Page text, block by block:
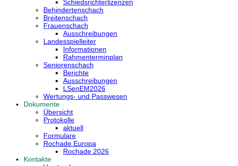
Schiedsrichterlizenzen
Behindertenschach
Breitenschach
Frauenschach
Ausschreibungen
Landesspielleiter
Informationen
Rahmenterminplan
Seniorenschach
Berichte
Ausschreibungen
LSenEM2026
Wertungs- und Passwesen
Dokumente
Übersicht
Protokolle
aktuell
Formulare
Rochade Europa
Rochade 2026
Kontakte